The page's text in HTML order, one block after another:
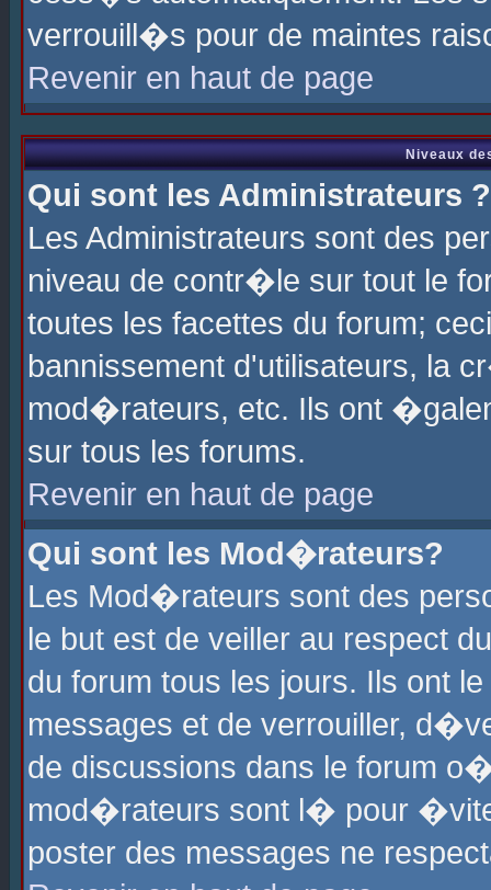
verrouill�s pour de maintes
Revenir en haut de page
Niveaux
Qui sont les Administrateurs ?
Les Administrateurs sont des
niveau de contr�le sur tout le
toutes les facettes du forum;
bannissement d'utilisateurs, la
mod�rateurs, etc. Ils ont
sur tous les forums.
Revenir en haut de page
Qui sont les Mod�rateurs?
Les Mod�rateurs sont des
le but est de veiller au respect
du forum tous les jours. Ils ont
messages et de verrouiller,
de discussions dans le forum
mod�rateurs sont l� pour
poster des messages ne